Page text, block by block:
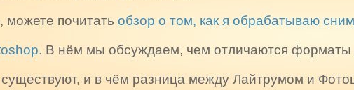
можете почитать обзор о том, как я обрабатываю
В нём мы обсуждаем, чем отличаются форматы
существуют, и в чём разница между Лайтрумом и